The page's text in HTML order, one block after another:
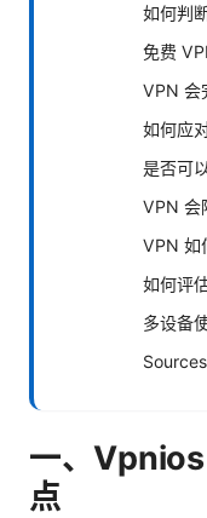
如何判
免费
VPN 会
如何应
是否可
VPN 会
VPN 如
如何评
多设备
一、
点